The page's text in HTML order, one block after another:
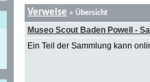
Verweise » Übersicht
Museo Scout Baden Powell -
Ein Teil der Sammlung kann